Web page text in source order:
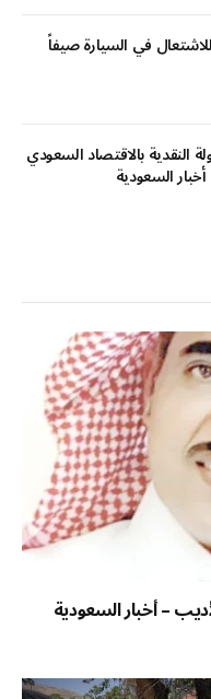
في السيارة صيفاً
السيولة النقدية بالاقتصاد السعودي
– أخبار السعودية